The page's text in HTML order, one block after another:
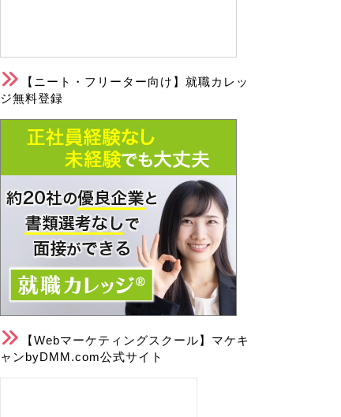
【ニート・フリーター向け】就職カレッ
ジ無料登録
【Webマーケティングスクール】マケキ
ャンbyDMM.com公式サイト